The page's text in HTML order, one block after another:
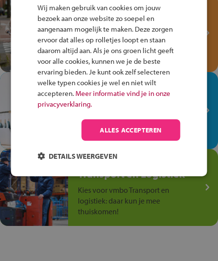
Test je kennis met het
Fiets Veilig
Verkeersspel!
Speel het Fiets Veilig Verkeersspel
en win een Cortina-fiets!
In de winkel ben je op je
plek!
op de winkelvloer, waar elke dag
anders is!
Jouw talent in de
Transport en Logistiek
Kies voor vmbo Transport en
logistiek: daar kun je mee
thuiskomen!
Wij maken gebruik van cookies om jouw
bezoek aan onze website zo soepel en
aangenaam mogelijk te maken. Deze zorgen
ervoor dat alles op rolletjes loopt en staan
daarom altijd aan. Als je ons groen licht geeft
voor alle cookies, kunnen we je de beste
ervaring bieden. Je kunt ook zelf selecteren
welke typen cookies je wel en niet wilt
accepteren. Meer informatie vind je in onze
privacyverklaring.
ALLES ACCEPTEREN
DETAILS WEERGEVEN